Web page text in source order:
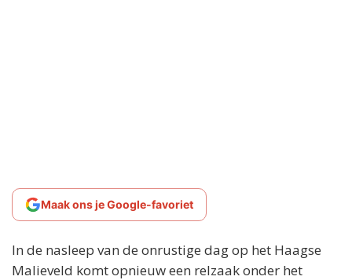
Maak ons je Google-favoriet
In de nasleep van de onrustige dag op het Haagse
Malieveld komt opnieuw een relzaak onder het